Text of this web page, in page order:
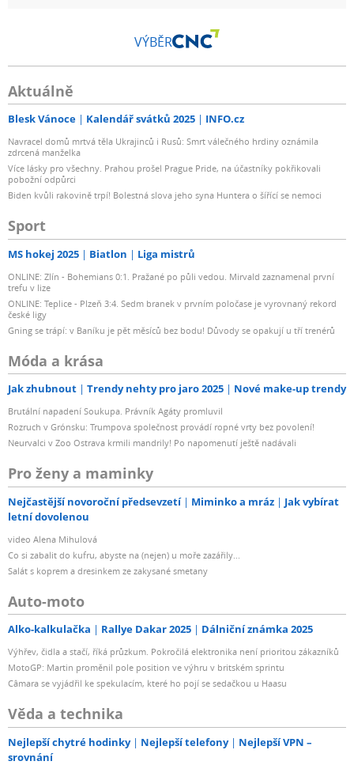
VÝBĚR
Aktuálně
Blesk Vánoce Kalendář svátků 2025 INFO.cz
Navracel domů mrtvá těla Ukrajinců i Rusů: Smrt válečného hrdiny oznámila
zdrcená manželka
Více lásky pro všechny. Prahou prošel Prague Pride, na účastníky pokřikovali
pobožní odpůrci
Biden kvůli rakovině trpí! Bolestná slova jeho syna Huntera o šířící se nemoci
Sport
MS hokej 2025 Biatlon Liga mistrů
ONLINE: Zlín - Bohemians 0:1. Pražané po půli vedou. Mirvald zaznamenal první
trefu v lize
ONLINE: Teplice - Plzeň 3:4. Sedm branek v prvním poločase je vyrovnaný rekord
české ligy
Gning se trápí: v Baníku je pět měsíců bez bodu! Důvody se opakují u tří trenérů
Móda a krása
Jak zhubnout Trendy nehty pro jaro 2025 Nové make-up trendy
Brutální napadení Soukupa. Právník Agáty promluvil
Rozruch v Grónsku: Trumpova společnost provádí ropné vrty bez povolení!
Neurvalci v Zoo Ostrava krmili mandrily! Po napomenutí ještě nadávali
Pro ženy a maminky
Nejčastější novoroční předsevzetí Miminko a mráz
Jak vybírat
letní dovolenou
video Alena Mihulová
Co si zabalit do kufru, abyste na (nejen) u moře zazářily...
Salát s koprem a dresinkem ze zakysané smetany
Auto-moto
Alko-kalkulačka Rallye Dakar 2025 Dálniční známka 2025
Výhřev, čidla a stačí, říká průzkum. Pokročilá elektronika není prioritou zákazníků
MotoGP: Martin proměnil pole position ve výhru v britském sprintu
Câmara se vyjádřil ke spekulacím, které ho pojí se sedačkou u Haasu
Věda a technika
Nejlepší chytré hodinky Nejlepší telefony
Nejlepší VPN –
srovnání